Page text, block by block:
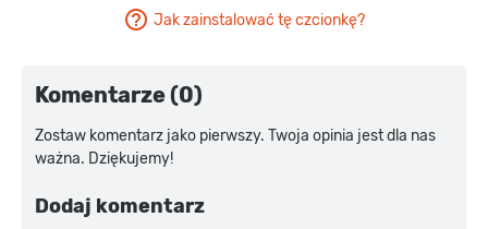
Jak zainstalować tę czcionkę?
Komentarze (0)
Zostaw komentarz jako pierwszy. Twoja opinia jest dla nas
ważna. Dziękujemy!
Dodaj komentarz